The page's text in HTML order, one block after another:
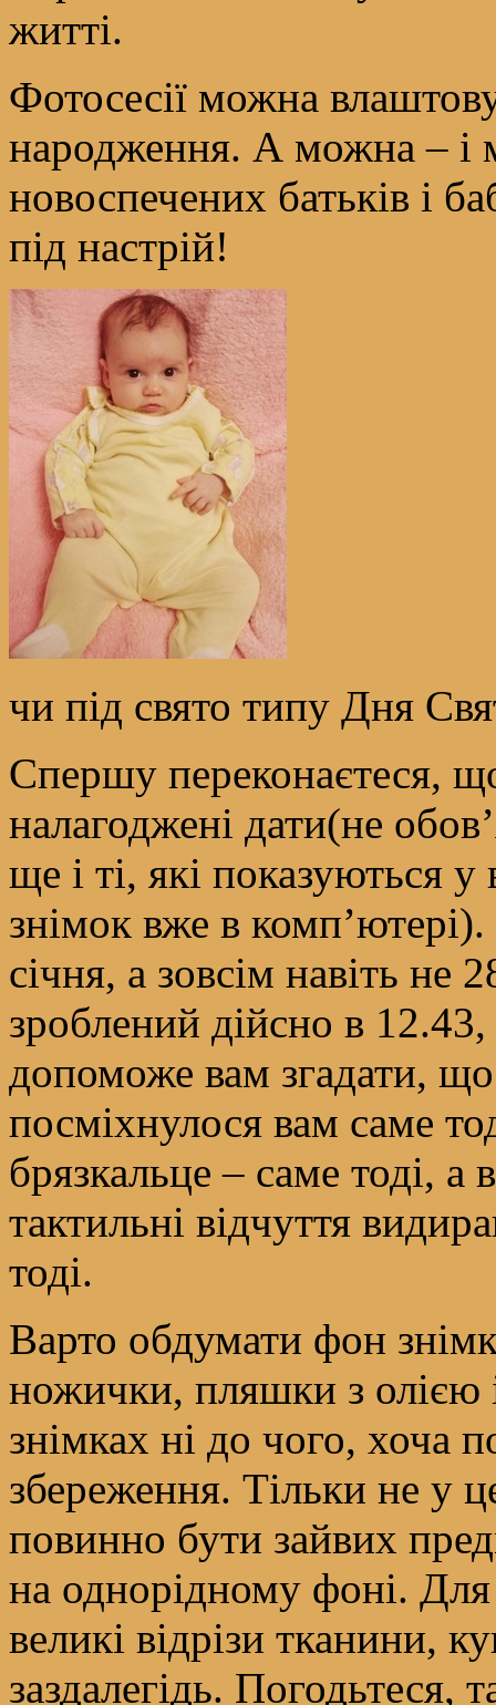
житті.
Фотосесії можна
народження. А можна – і
новоспечених батьків і
під настрій!
чи під свято типу Дня
Спершу переконаєтеся,
налагоджені дати(не
ще і ті, які показуються
знімок вже в
січня, а зовсім навіть не
зроблений дійсно в
допоможе вам згадати,
посміхнулося вам саме
брязкальце – саме тоді, а
тактильні відчуття
тоді.
Варто обдумати фон
ножички, пляшки з олією
знімках ні до чого, хоча
збереження. Тільки не у
повинно бути зайвих
на однорідному фоні. Для
великі відрізи тканини,
заздалегідь. Погодьтеся,